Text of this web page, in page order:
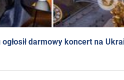
darmowy koncert na